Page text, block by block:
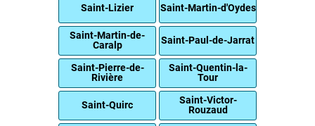
Saint-Lizier Saint-Martin-d'Oydes
Saint-Martin-de-
Caralp
Saint-Paul-de-Jarrat
Saint-Pierre-de-
Rivière
Saint-Quentin-la-
Tour
Saint-Quirc
Saint-Victor-
Rouzaud